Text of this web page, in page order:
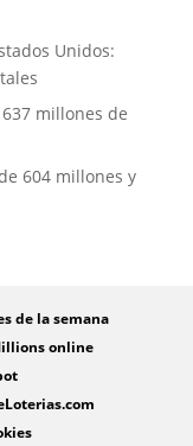
Unidos:
millones de
604 millones y
de la semana
online